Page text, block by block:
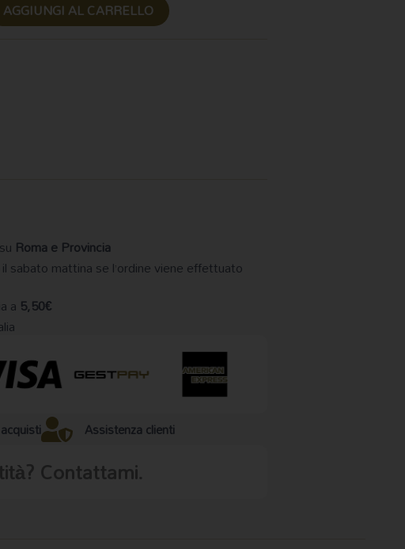
AGGIUNGI AL CARRELLO
Roma e Provincia
sabato mattina se l’ordine viene effettuato
a 5,50€
Assistenza clienti
Contattami.